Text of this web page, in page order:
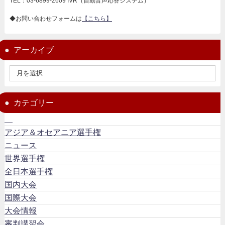
◆お問い合わせフォームは 【こちら】
アーカイブ
カテゴリー
アジア＆オセアニア選手権
ニュース
世界選手権
全日本選手権
国内大会
国際大会
大会情報